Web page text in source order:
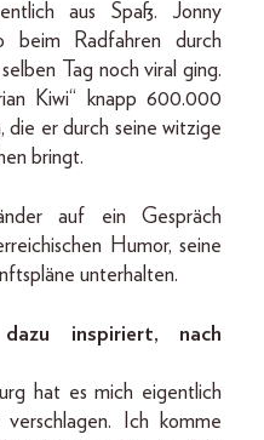
aus Spaß. Jonny
beim Radfahren durch
Tag noch viral ging.
Kiwi“ knapp 600.000
die er durch seine witzige
bringt.
auf ein Gespräch
Humor, seine
unterhalten.
inspiriert, nach
hat es mich eigentlich
Ich komme